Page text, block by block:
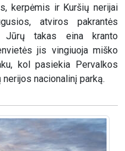
kerpėmis ir Kuršių nerijai
atviros pakrantės
Jūrų takas eina kranto
jis vingiuoja miško
kol pasiekia Pervalkos
nacionalinį parką.